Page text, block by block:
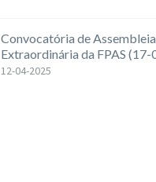
Convocatória de
Extraordinária da FPAS
12-04-2025